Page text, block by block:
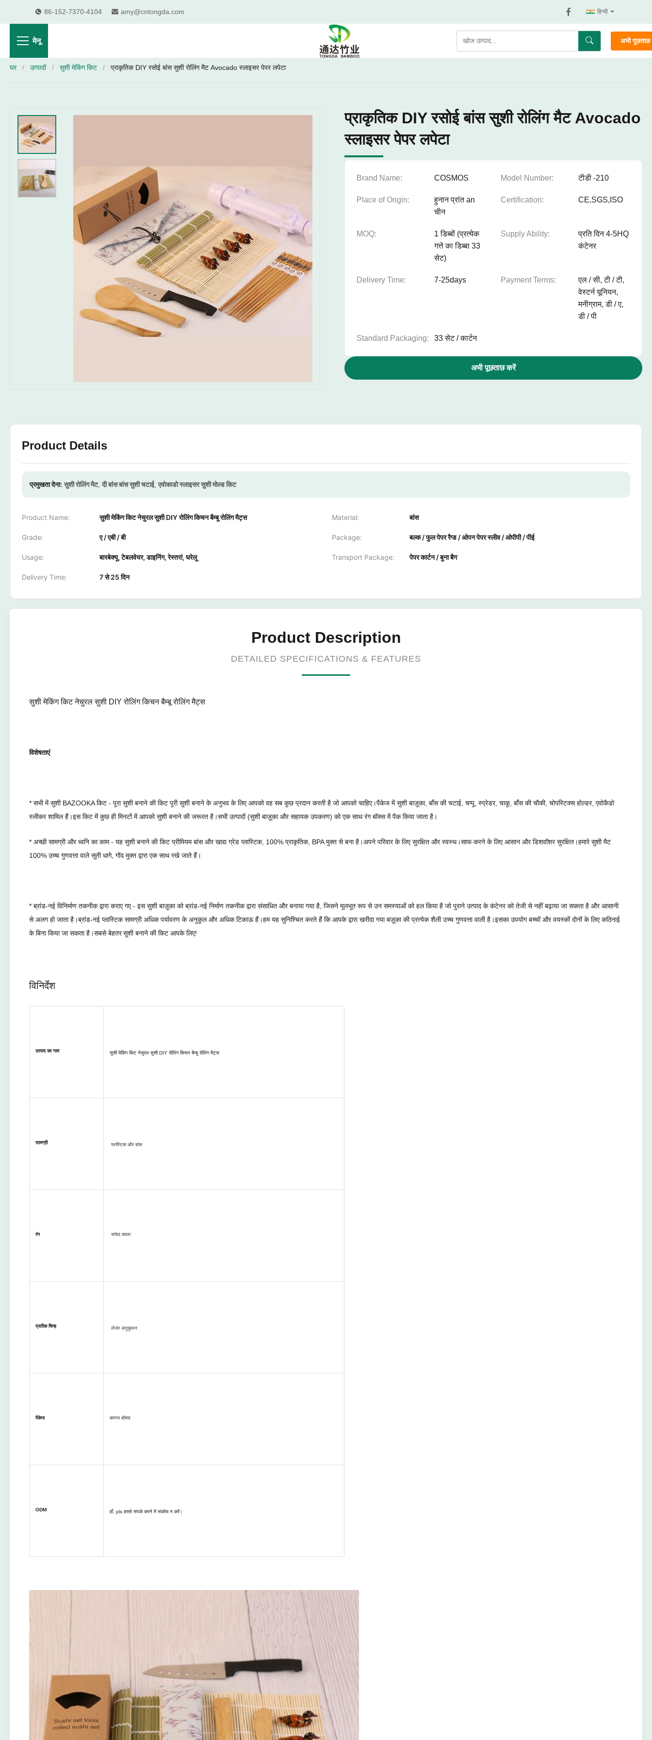
86-152-7370-4104 amy@cntongda.com हिन्दी
मेनू अभी
घर / उत्पादों / सुशी मेकिंग किट / प्राकृतिक DIY रसोई बांस सुशी रोलिंग मैट Avocado स्लाइसर पेपर लपेटा
प्राकृतिक DIY रसोई बांस सुशी रोलिंग मैट Avocado
स्लाइसर पेपर लपेटा
Brand Name: COSMOS Model Number: टीडी -210
Place of Origin:
हुनान प्रांत an
चीन
Certification: CE,SGS,ISO
MOQ:
1 डिब्बों (प्रत्येक
गत्ते का डिब्बा 33
सेट)
Supply Ability:
प्रति दिन 4-5HQ
कंटेनर
Delivery Time: 7-25days Payment Terms:
एल / सी, टी / टी,
वेस्टर्न यूनियन,
मनीग्राम, डी / ए,
डी / पी
Standard Packaging: 33 सेट / कार्टन
अभी पूछताछ करें
Product Details
प्रमुखता देना: सुशी रोलिंग मैट, दी बांस बांस सुशी चटाई, एवोकाडो स्लाइसर सुशी मोल्ड किट
Product Name: सुशी मेकिंग किट नेचुरल सुशी DIY रोलिंग किचन बैम्बू रोलिंग मैट्स Material: बांस
Grade: ए / एबी / बी Package: बल्क / फुल पेपर रैप्ड / ओपन पेपर स्लीव / ओपीपी / पीई
Usage: बारबेक्यू, टेबलवेयर, डाइनिंग, रेस्तरां, घरेलू Transport Package: पेपर कार्टन / बुना बैग
Delivery Time: 7 से 25 दिन
Product Description
DETAILED SPECIFICATIONS & FEATURES
सुशी मेकिंग किट नेचुरल सुशी DIY रोलिंग किचन बैम्बू रोलिंग मैट्स
विशेषताएं
* सभी में सुशी BAZOOKA किट - पूरा सुशी बनाने की किट पूरी सुशी बनाने के अनुभव के लिए आपको वह सब कुछ प्रदान करती है जो आपको चाहिए।पैकेज में सुशी बाज़ूका, बाँस की चटाई, चप्पू, स्प्रेडर, चाकू, बाँस की चौकी, चोपस्टिक्स होल्डर, एवोकैडो
स्लीकर शामिल हैं।इस किट में कुछ ही मिनटों में आपको सुशी बनाने की जरूरत है।सभी उत्पादों (सुशी बाज़ूका और सहायक उपकरण) को एक साथ रंग बॉक्स में पैक किया जाता है।
* अच्छी सामग्री और ध्वनि का काम - यह सुशी बनाने की किट प्रीमियम बांस और खाद्य ग्रेड प्लास्टिक, 100% प्राकृतिक, BPA मुक्त से बना है।अपने परिवार के लिए सुरक्षित और स्वस्थ।साफ करने के लिए आसान और डिशवॉशर सुरक्षित।हमारे सुशी मैट
100% उच्च गुणवत्ता वाले सूती धागे, गोंद मुक्त द्वारा एक साथ रखे जाते हैं।
* ब्रांड-नई विनिर्माण तकनीक द्वारा कराए गए - इस सुशी बाज़ूका को ब्रांड-नई निर्माण तकनीक द्वारा संसाधित और बनाया गया है, जिसने मूलभूत रूप से उन समस्याओं को हल किया है जो पुराने उत्पाद के कंटेनर को तेजी से नहीं बढ़ाया जा सकता है और आसानी
से अलग हो जाता है।ब्रांड-नई प्लास्टिक सामग्री अधिक पर्यावरण के अनुकूल और अधिक टिकाऊ हैं।हम यह सुनिश्चित करते हैं कि आपके द्वारा खरीदा गया बज़ूका की प्रत्येक शैली उच्च गुणवत्ता वाली है।इसका उपयोग बच्चों और वयस्कों दोनों के लिए कठिनाई
के बिना किया जा सकता है।सबसे बेहतरसुशी बनाने की किट आपके लिए!
विनिर्देश
उत्पाद का नाम सुशी मेकिंग किट नेचुरल सुशी DIY रोलिंग किचन बैम्बू रोलिंग मैट्स
सामग्री प्लास्टिक और बांस
रंग सफेद काला
प्रतीक चिन्ह लेजर अनुकूलन
पैकेज कागज बॉक्स
ODM हाँ, pls हमसे संपर्क करने में संकोच न करें।